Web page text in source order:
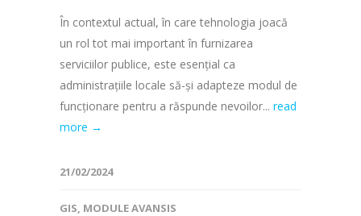
În contextul actual, în care tehnologia joacă
un rol tot mai important în furnizarea
serviciilor publice, este esențial ca
administrațiile locale să-și adapteze modul de
funcționare pentru a răspunde nevoilor... read
more →
21/02/2024
GIS, MODULE AVANSIS